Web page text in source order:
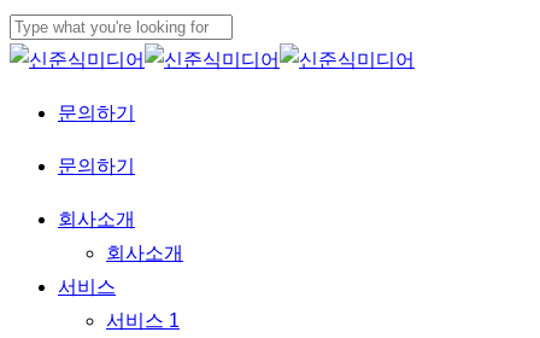
Skip
to
content
Close
문의 하기
Menu 문의하기
Menu
회사소개
회사소개
서비스
서비스 1